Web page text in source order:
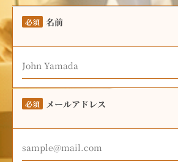
必須 名前
必須 メールアドレス